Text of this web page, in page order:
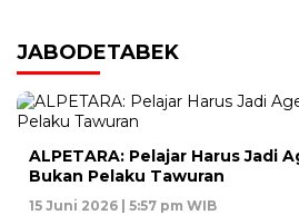
JABODETABEK
ALPETARA: Pelajar Harus Jadi
Bukan Pelaku Tawuran
15 Juni 2026 | 5:57 pm WIB